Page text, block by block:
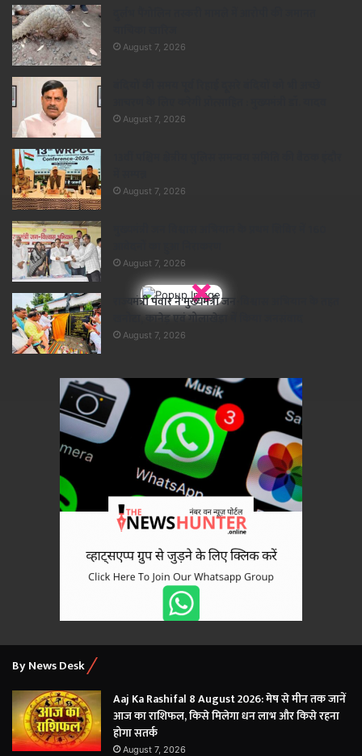
×
August 7, 2026
August 7, 2026
August 7, 2026
August 7, 2026
राज्यमंत्री पंवार ने मुख्यमंत्री जन-विश्वास अभियान के तहत
खनोटा, कानेड़ एवं गोलाखेड़ा में किया जनसंवाद
August 7, 2026
By News Desk
Aaj Ka Rashifal 8 August 2026: मेष से मीन तक जानें
आज का राशिफल, किसे मिलेगा धन लाभ और किसे रहना
होगा सतर्क
August 7, 2026